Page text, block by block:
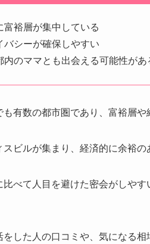
裕層が集中している
バシーが確保しやすい
のママとも出会える可能性があ
有数の都市圏であり、富裕層や
ビルが集まり、経済的に余裕の
べて人目を避けた密会がしや
した人の口コミや、気になる相